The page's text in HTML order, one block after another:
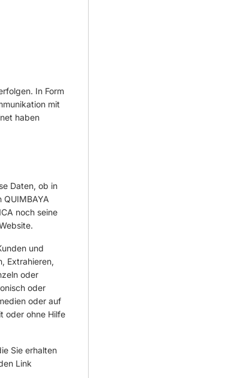
In Form
mit
haben
Daten, ob in
noch seine
und
Extrahieren,
oder
oder
oder auf
oder ohne Hilfe
Sie erhalten
Link